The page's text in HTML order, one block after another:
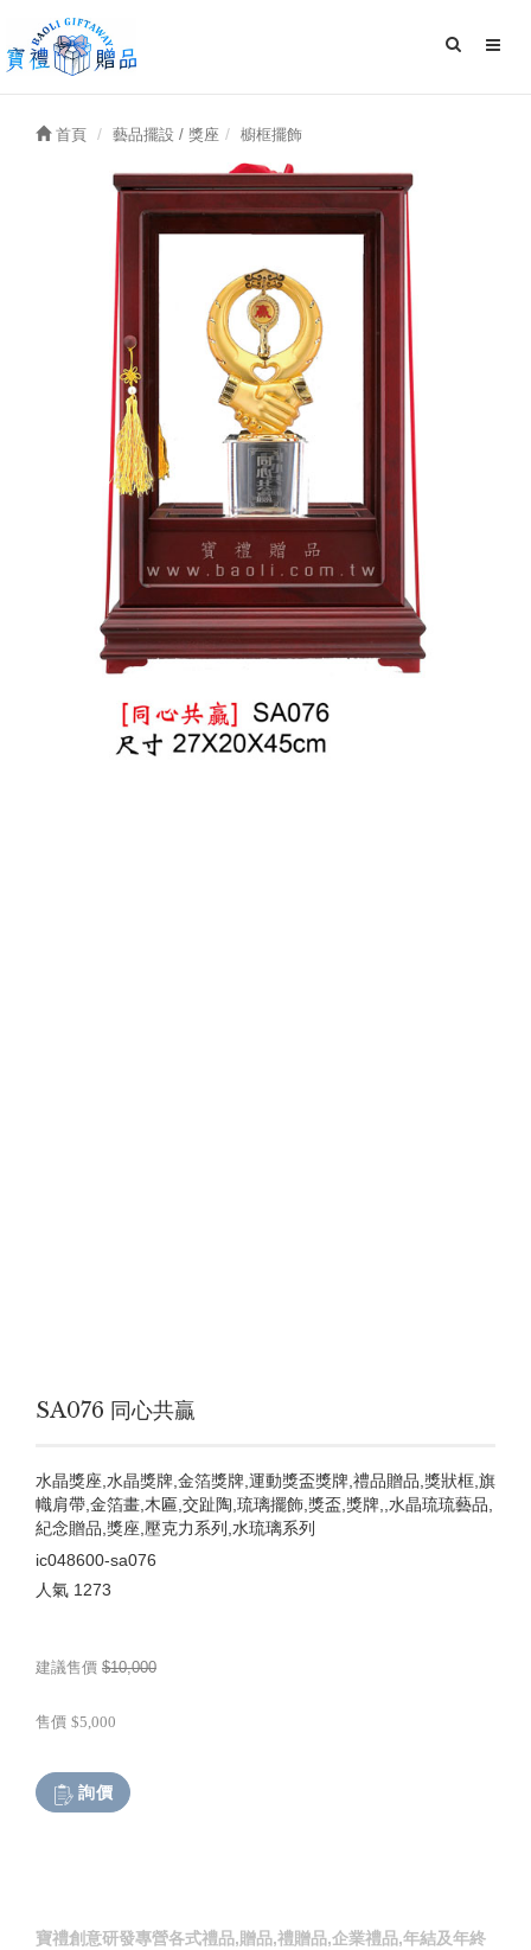
首頁 藝品擺設 / 獎座 櫥框擺飾
SA076 同心共贏
水晶獎座,水晶獎牌,金箔獎牌,運動獎盃獎牌,禮品贈品,獎狀框,旗
幟肩帶,金箔畫,木匾,交趾陶,琉璃擺飾,獎盃,獎牌,,水晶琉琉藝品,
紀念贈品,獎座,壓克力系列,水琉璃系列
ic048600-sa076
人氣 1273
建議售價 $10,000
售價 $5,000
詢價
寶禮創意研發專營各式禮品,贈品,禮贈品,企業禮品,年結及年終